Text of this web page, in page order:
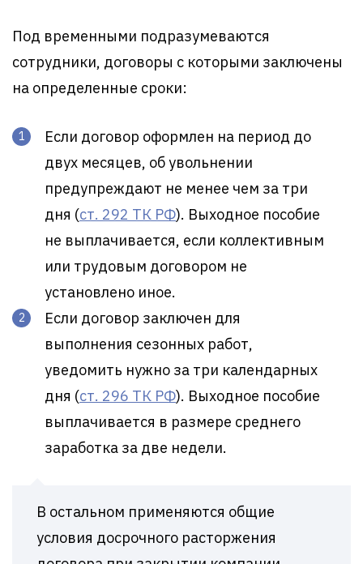
Под временными подразумеваются
сотрудники, договоры с которыми заключены
на определенные сроки:
Если договор оформлен на период до
двух месяцев, об увольнении
предупреждают не менее чем за три
дня (ст. 292 ТК РФ). Выходное пособие
не выплачивается, если коллективным
или трудовым договором не
установлено иное.
Если договор заключен для
выполнения сезонных работ,
уведомить нужно за три календарных
дня (ст. 296 ТК РФ). Выходное пособие
выплачивается в размере среднего
заработка за две недели.
В остальном применяются общие
условия досрочного расторжения